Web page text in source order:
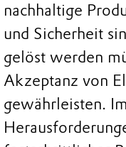
nachhaltige
und Sicherheit
gelöst werden
Akzeptanz von
gewährleisten.